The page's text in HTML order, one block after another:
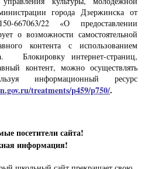
города Дзержинска от
22 «О предоставлении
о возможности самостоятельной
контента с использованием
Блокировку интернет-страниц,
контент, можно осуществлять
информационный ресурс
treatments/p459/p750/.
посетители сайта!
информация!